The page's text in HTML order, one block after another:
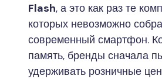
Flash, а это как раз те
которых невозможно
современный смартфон.
память, бренды сначала
удерживать розничные